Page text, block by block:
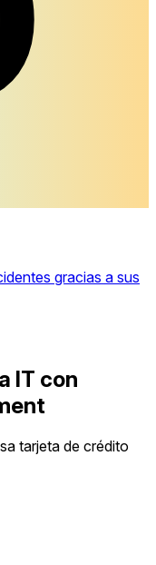
gracias a sus
IT con
tarjeta de crédito